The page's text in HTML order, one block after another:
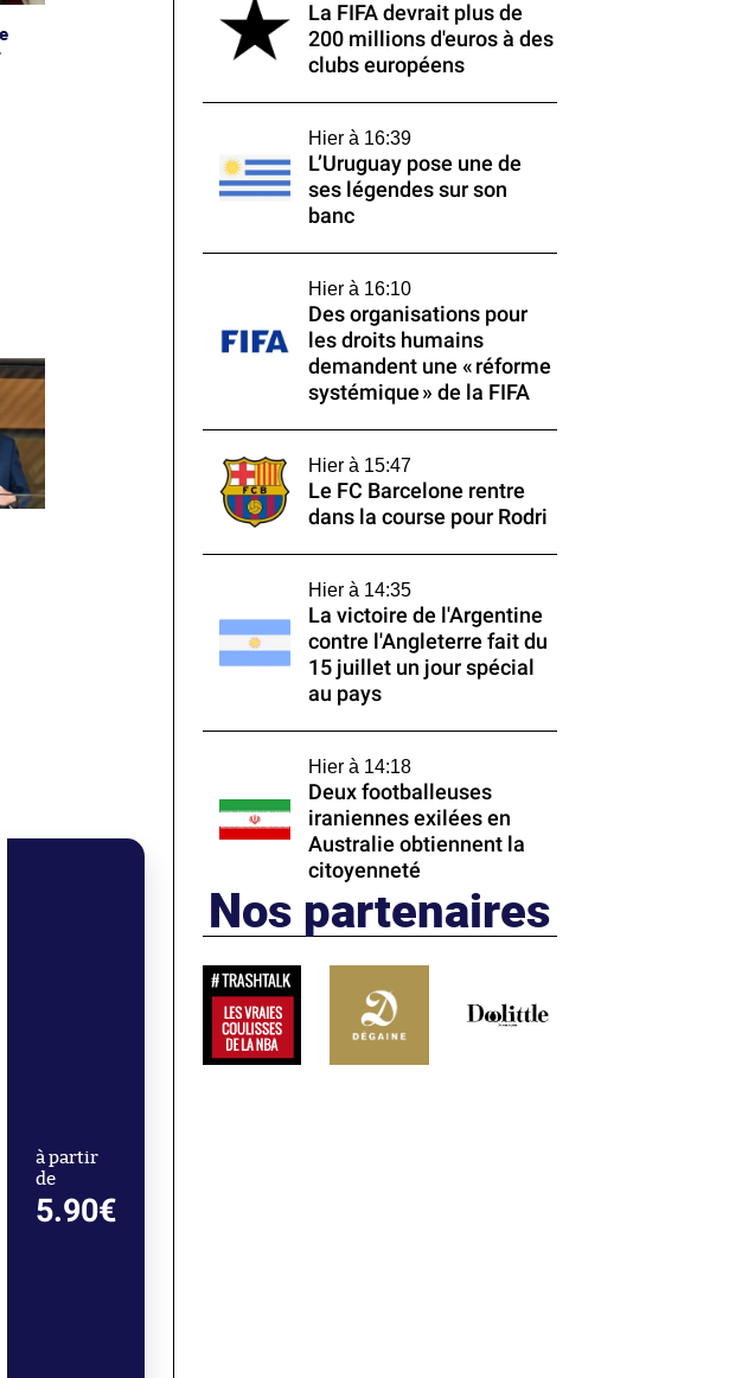
à partir
de
5.90€
La FIFA devrait plus de
200 millions d'euros à des
clubs européens
Hier à 16:39
L’Uruguay pose une de
ses légendes sur son
banc
Hier à 16:10
Des organisations pour
les droits humains
demandent une « réforme
systémique » de la FIFA
Hier à 15:47
Le FC Barcelone rentre
dans la course pour Rodri
Hier à 14:35
La victoire de l'Argentine
contre l'Angleterre fait du
15 juillet un jour spécial
au pays
Hier à 14:18
Deux footballeuses
iraniennes exilées en
Australie obtiennent la
citoyenneté
Nos partenaires